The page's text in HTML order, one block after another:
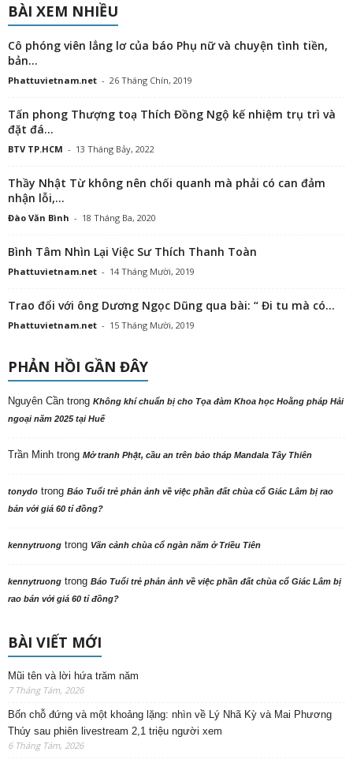
BÀI XEM NHIỀU
Cô phóng viên lẳng lơ của báo Phụ nữ và chuyện tình tiền,
bản...
Phattuvietnam.net - 26 Tháng Chín, 2019
Tấn phong Thượng toạ Thích Đồng Ngộ kế nhiệm trụ trì và
đặt đá...
BTV TP.HCM - 13 Tháng Bảy, 2022
Thầy Nhật Từ không nên chối quanh mà phải có can đảm
nhận lỗi,...
Đào Văn Bình - 18 Tháng Ba, 2020
Bình Tâm Nhìn Lại Việc Sư Thích Thanh Toàn
Phattuvietnam.net - 14 Tháng Mười, 2019
Trao đổi với ông Dương Ngọc Dũng qua bài: “ Đi tu mà có...
Phattuvietnam.net - 15 Tháng Mười, 2019
PHẢN HỒI GẦN ĐÂY
Nguyên Cần trong Không khí chuẩn bị cho Tọa đàm Khoa học Hoằng pháp Hải
ngoại năm 2025 tại Huế
Trần Minh trong Mở tranh Phật, cầu an trên bảo tháp Mandala Tây Thiên
tonydo trong Báo Tuổi trẻ phản ảnh về việc phần đất chùa cổ Giác Lâm bị rao
bán với giá 60 tỉ đồng?
kennytruong trong Vãn cảnh chùa cổ ngàn năm ở Triều Tiên
kennytruong trong Báo Tuổi trẻ phản ảnh về việc phần đất chùa cổ Giác Lâm bị
rao bán với giá 60 tỉ đồng?
BÀI VIẾT MỚI
Mũi tên và lời hứa trăm năm
7 Tháng Tám, 2026
Bốn chỗ đứng và một khoảng lặng: nhìn về Lý Nhã Kỳ và Mai Phương
Thúy sau phiên livestream 2,1 triệu người xem
6 Tháng Tám, 2026